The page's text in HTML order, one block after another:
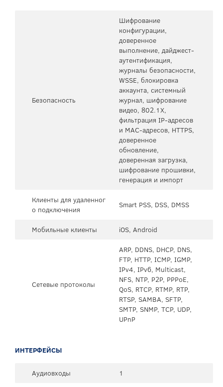
Безопасность
Шифрование
конфигурации,
доверенное
выполнение, дайджест-
аутентификация,
журналы безопасности,
WSSE, блокировка
аккаунта, системный
журнал, шифрование
видео, 802.1X,
фильтрация IP-адресов
и MAC-адресов, HTTPS,
доверенное
обновление,
доверенная загрузка,
шифрование прошивки,
генерация и импорт
Клиенты для удаленног
о подключения
Smart PSS, DSS, DMSS
Мобильные клиенты iOS, Android
Сетевые протоколы
ARP, DDNS, DHCP, DNS,
FTP, HTTP, ICMP, IGMP,
IPv4, IPv6, Multicast,
NFS, NTP, P2P, PPPoE,
QoS, RTCP, RTMP, RTP,
RTSP, SAMBA, SFTP,
SMTP, SNMP, TCP, UDP,
UPnP
ИНТЕРФЕЙСЫ
Аудиовходы
1